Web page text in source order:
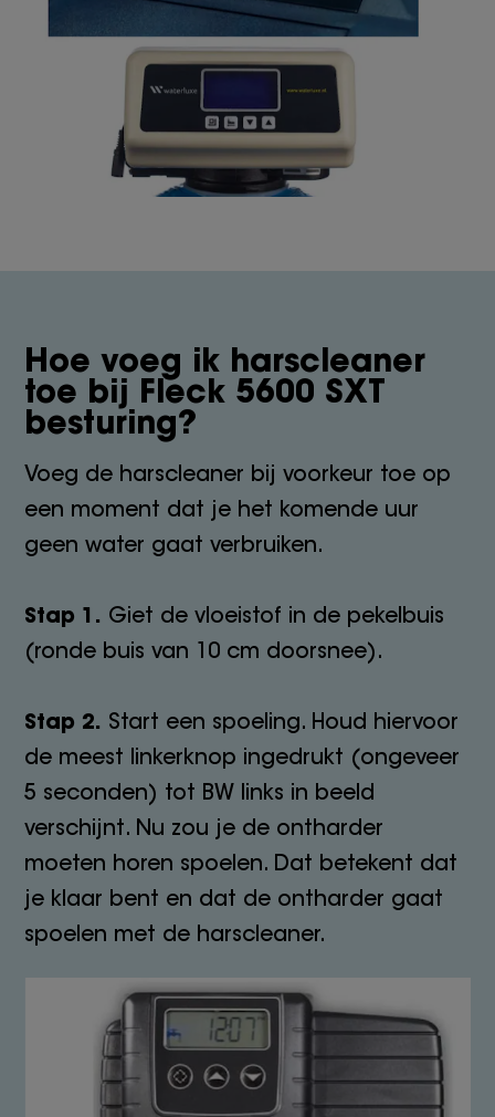
Hoe voeg ik harscleaner
toe bij Fleck 5600 SXT
besturing?
Voeg de harscleaner bij voorkeur toe op
een moment dat je het komende uur
geen water gaat verbruiken.
Stap 1. Giet de vloeistof in de pekelbuis
(ronde buis van 10 cm doorsnee).
Stap 2. Start een spoeling. Houd hiervoor
de meest linkerknop ingedrukt (ongeveer
5 seconden) tot BW links in beeld
verschijnt. Nu zou je de ontharder
moeten horen spoelen. Dat betekent dat
je klaar bent en dat de ontharder gaat
spoelen met de harscleaner.